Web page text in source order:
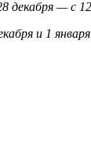
декабря — с
и 1